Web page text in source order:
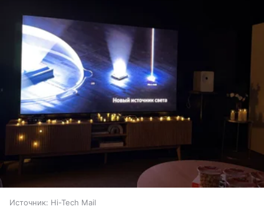
Источник: Hi-Tech Mail